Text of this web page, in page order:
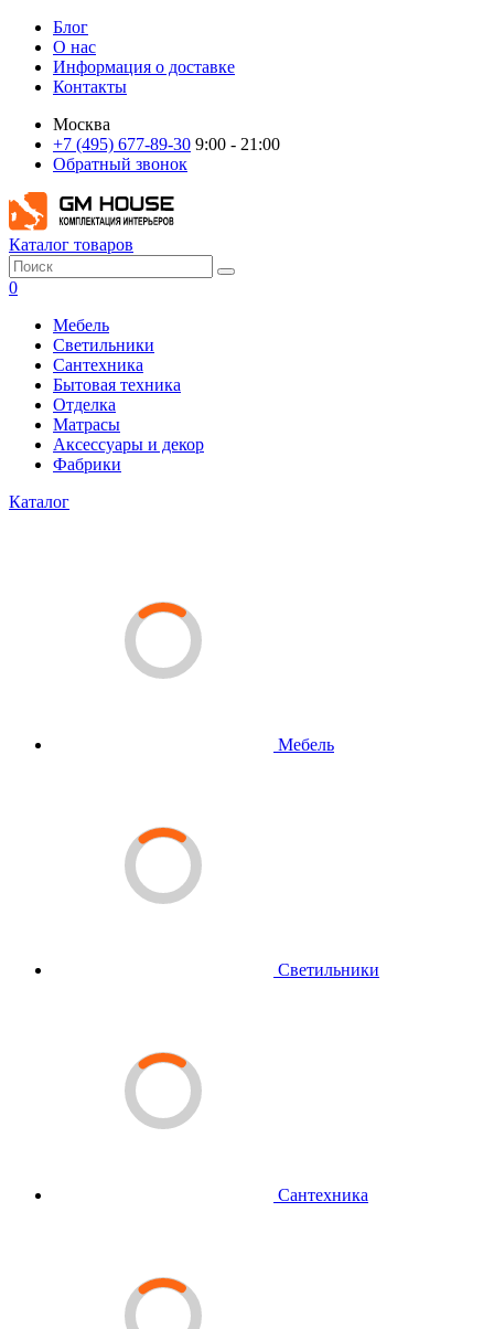
Блог
О нас
Информация о доставке
Контакты
Москва
+7 (495) 677-89-30 9:00 - 21:00
Обратный звонок
Каталог товаров
0
Мебель
Светильники
Сантехника
Бытовая техника
Отделка
Матрасы
Аксессуары и декор
Фабрики
Каталог
Мебель
Светильники
Сантехника